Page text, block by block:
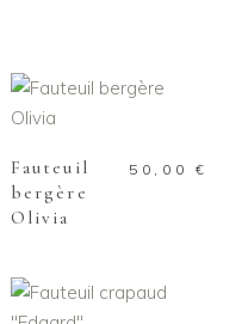
AJOUTER AU
Fauteuil
bergère
Olivia
50,00 €
AJOUTER AU
PANIER